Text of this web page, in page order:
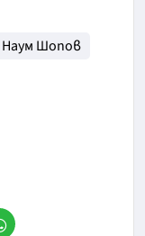
Наум Шопов